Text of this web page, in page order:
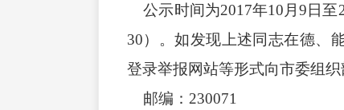
公示时间为2017年10月9日至
30）。如发现上述同志在德、
登录举报网站等形式向市委组
邮编：230071